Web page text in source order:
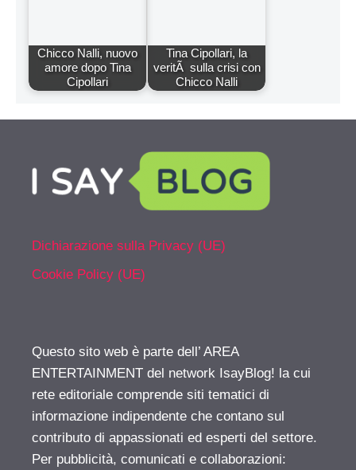
Chicco Nalli, nuovo
amore dopo Tina
Cipollari
Tina Cipollari, la
veritÃ sulla crisi con
Chicco Nalli
Dichiarazione sulla Privacy (UE)
Cookie Policy (UE)
Questo sito web è parte dell’ AREA
ENTERTAINMENT del network IsayBlog! la cui
rete editoriale comprende siti tematici di
informazione indipendente che contano sul
contributo di appassionati ed esperti del settore.
Per pubblicità, comunicati e collaborazioni: